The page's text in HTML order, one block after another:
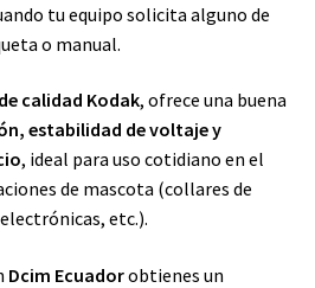
tu equipo solicita alguno de
o manual.
calidad Kodak, ofrece una buena
estabilidad de voltaje y
, ideal para uso cotidiano en el
de mascota (collares de
etc.).
Dcim Ecuadorobtienes un